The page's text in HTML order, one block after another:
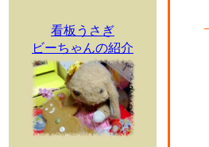
看板うさぎ
ビーちゃんの紹介